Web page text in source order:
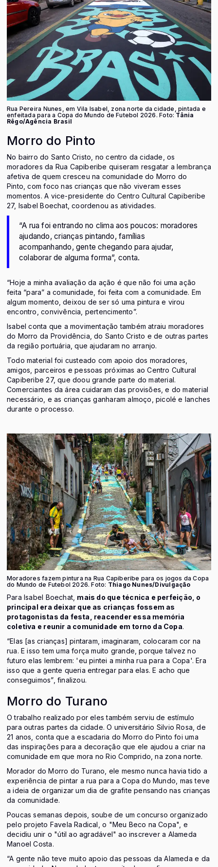
Rua Pereira Nunes, em Vila Isabel, zona norte da cidade, pintada e
enfeitada para a Copa do Mundo de Futebol 2026. Foto: Tânia
Rêgo/Agência Brasil
Morro do Pinto
No bairro do Santo Cristo, no centro da cidade, os
moradores da Rua Capiberibe quiseram resgatar a lembrança
afetiva de quem cresceu na comunidade do Morro do
Pinto, com foco nas crianças que não viveram esses
momentos. A vice-presidente do Centro Cultural Capiberibe
27, Isabel Boechat, coordenou as atividades.
“A rua foi entrando no clima aos poucos: moradores
ajudando, crianças pintando, famílias
acompanhando, gente chegando para ajudar,
colaborar de alguma forma”, conta.
“Hoje a minha avaliação da ação é que não foi uma ação
feita “para” a comunidade, foi feita com a comunidade. Em
algum momento, deixou de ser só uma pintura e virou
encontro, convivência, pertencimento”.
Isabel conta que a movimentação também atraiu moradores
do Morro da Providência, do Santo Cristo e de outras partes
da região portuária, que ajudaram no arranjo.
Todo material foi custeado com apoio dos moradores,
amigos, parceiros e pessoas próximas ao Centro Cultural
Capiberibe 27, que doou grande parte do material.
Comerciantes da área cuidaram das provisões, e do material
necessário, e as crianças ganharam almoço, picolé e lanches
durante o processo.
Moradores fazem pintura na Rua Capiberibe para os jogos da Copa
do Mundo de Futebol 2026. Foto: Thiago Nunes/Divulgação
Para Isabel Boechat, mais do que técnica e perfeição, o
principal era deixar que as crianças fossem as
protagonistas da festa, reacender essa memória
coletiva e reunir a comunidade em torno da Copa.
“Elas [as crianças] pintaram, imaginaram, colocaram cor na
rua. E isso tem uma força muito grande, porque talvez no
futuro elas lembrem: 'eu pintei a minha rua para a Copa'. Era
isso que a gente queria entregar para elas. E acho que
conseguimos”, finalizou.
Morro do Turano
O trabalho realizado por eles também serviu de estímulo
para outras partes da cidade. O universitário Silvio Rosa, de
21 anos, conta que a escadaria do Morro do Pinto foi uma
das inspirações para a decoração que ele ajudou a criar na
comunidade em que mora no Rio Comprido, na zona norte.
Morador do Morro do Turano, ele mesmo nunca havia tido a
experiência de pintar a rua para a Copa do Mundo, mas teve
a ideia de organizar um dia de grafite pensando nas crianças
da comunidade.
Poucas semanas depois, soube de um concurso organizado
pelo projeto Favela Radical, o "Meu Beco na Copa", e
decidiu unir o "útil ao agradável" ao inscrever a Alameda
Manoel Costa.
“A gente não teve muito apoio das pessoas da Alameda e da